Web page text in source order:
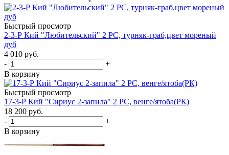
Быстрый просмотр
2-3-Р Кий "Любительский" 2 РС, турняк-граб,цвет мореный
дуб
4 010 руб.
-
+
В корзину
Быстрый просмотр
17-3-Р Кий "Сириус 2-запила" 2 РС, венге/ятоба(РК)
18 200 руб.
-
+
В корзину